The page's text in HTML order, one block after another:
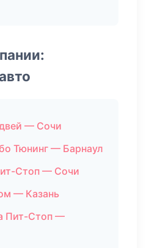
— Сочи
Тюнинг — Барнаул
Стоп — Сочи
— Казань
Пит-Стоп —